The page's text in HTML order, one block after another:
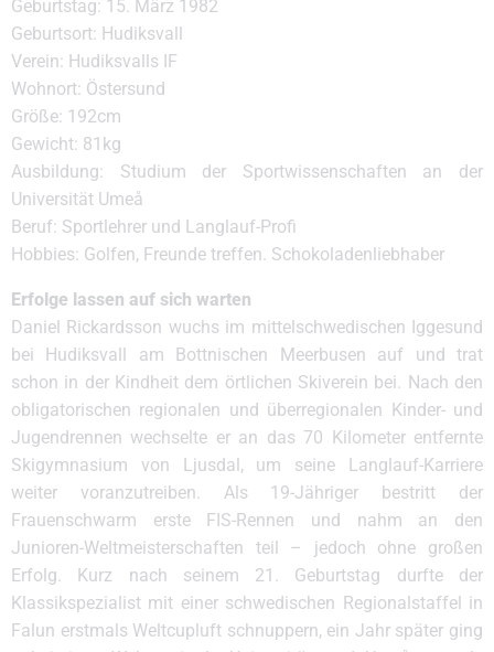
Geburtstag: 15. März 1982
Geburtsort: Hudiksvall
Verein: Hudiksvalls IF
Wohnort: Östersund
Größe: 192cm
Gewicht: 81kg
Ausbildung: Studium der Sportwissenschaften an der
Universität Umeå
Beruf: Sportlehrer und Langlauf-Profi
Hobbies: Golfen, Freunde treffen. Schokoladenliebhaber
Erfolge lassen auf sich warten
Daniel Rickardsson wuchs im mittelschwedischen Iggesund
bei Hudiksvall am Bottnischen Meerbusen auf und trat
schon in der Kindheit dem örtlichen Skiverein bei. Nach den
obligatorischen regionalen und überregionalen Kinder- und
Jugendrennen wechselte er an das 70 Kilometer entfernte
Skigymnasium von Ljusdal, um seine Langlauf-Karriere
weiter voranzutreiben. Als 19-Jähriger bestritt der
Frauenschwarm erste FIS-Rennen und nahm an den
Junioren-Weltmeisterschaften teil – jedoch ohne großen
Erfolg. Kurz nach seinem 21. Geburtstag durfte der
Klassikspezialist mit einer schwedischen Regionalstaffel in
Falun erstmals Weltcupluft schnuppern, ein Jahr später ging